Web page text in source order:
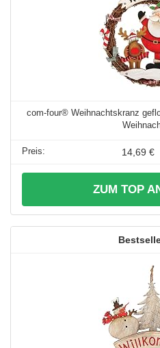
com-four® Weihnachtskranz
14,69 €
ZUM TOP